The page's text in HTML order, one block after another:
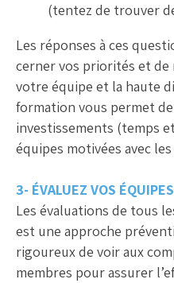
(tentez de trouver
Les réponses à ces
cerner vos priorités et de
votre équipe et la haute
formation vous permet
investissements (temps
équipes motivées avec
3- ÉVALUEZ VOS ÉQUIPES
Les évaluations de tous
est une approche
rigoureux de voir aux
membres pour assurer